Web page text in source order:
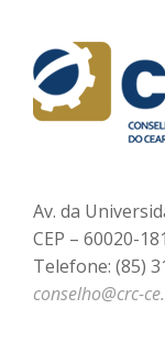
Av. da
CEP – 60020-
Telefone: (85)
conselho@crc-